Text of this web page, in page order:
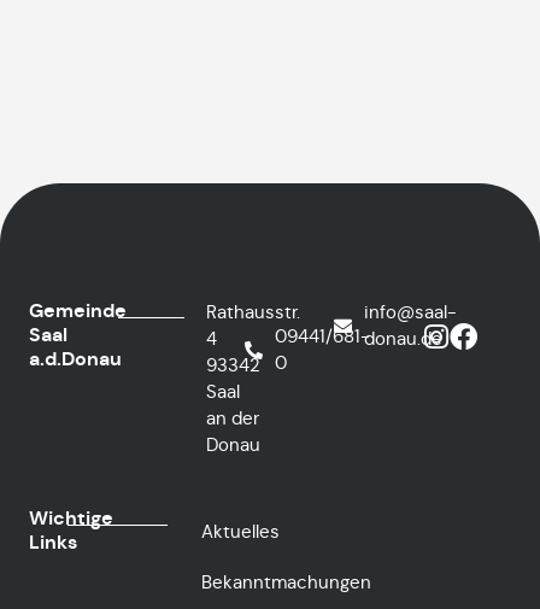
Gemeinde
Saal
a.d.Donau
Rathausstr.
4
93342
Saal
an der
Donau
09441/681-
0
info@saal-
donau.de
Wichtige
Links
Aktuelles
Bekanntmachungen